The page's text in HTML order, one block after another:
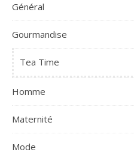
Général
Gourmandise
Tea Time
Homme
Maternité
Mode